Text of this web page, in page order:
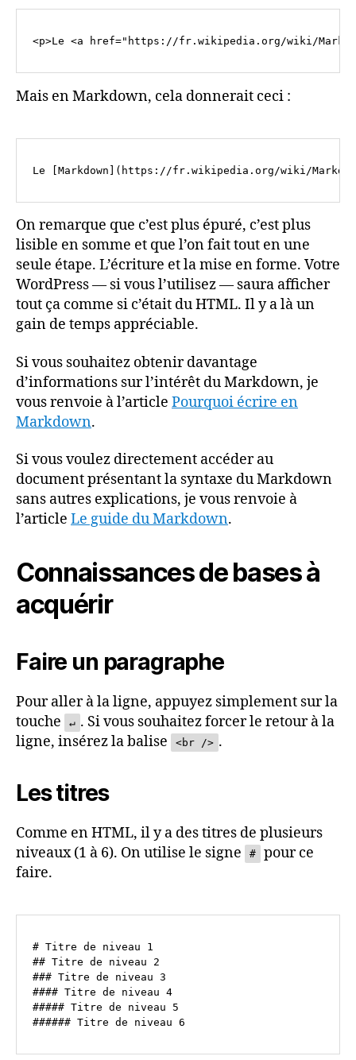
Mais en Markdown, cela donnerait ceci :
On remarque que c’est plus épuré, c’est plus
lisible en somme et que l’on fait tout en une
seule étape. L’écriture et la mise en forme. Votre
WordPress — si vous l’utilisez — saura afficher
tout ça comme si c’était du HTML. Il y a là un
gain de temps appréciable.
Si vous souhaitez obtenir davantage
d’informations sur l’intérêt du Markdown, je
vous renvoie à l’article Pourquoi écrire en
Markdown.
Si vous voulez directement accéder au
document présentant la syntaxe du Markdown
sans autres explications, je vous renvoie à
l’article Le guide du Markdown.
Connaissances de bases à
acquérir
Faire un paragraphe
Pour aller à la ligne, appuyez simplement sur la
touche
↵ . Si vous souhaitez forcer le retour à la
ligne, insérez la balise
<br /> .
Les titres
Comme en HTML, il y a des titres de plusieurs
niveaux (1 à 6). On utilise le signe
#
pour ce
faire.
# Titre de niveau 1
## Titre de niveau 2
### Titre de niveau 3
#### Titre de niveau 4
##### Titre de niveau 5